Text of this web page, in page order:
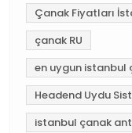
Çanak Fiyatları
çanak RU
en uygun istanbul
Headend Uydu
istanbul çanak